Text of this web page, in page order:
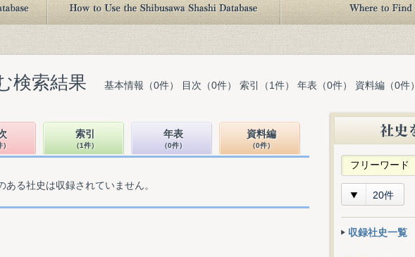
検索結果 基本情報（0件） 目次（0件） 索引（1件） 年表（0件） 資料編（0件）
）
索引
（1件）
年表
（0件）
資料編
（0件）
る社史は収録されていません。
20件
収録社史一覧